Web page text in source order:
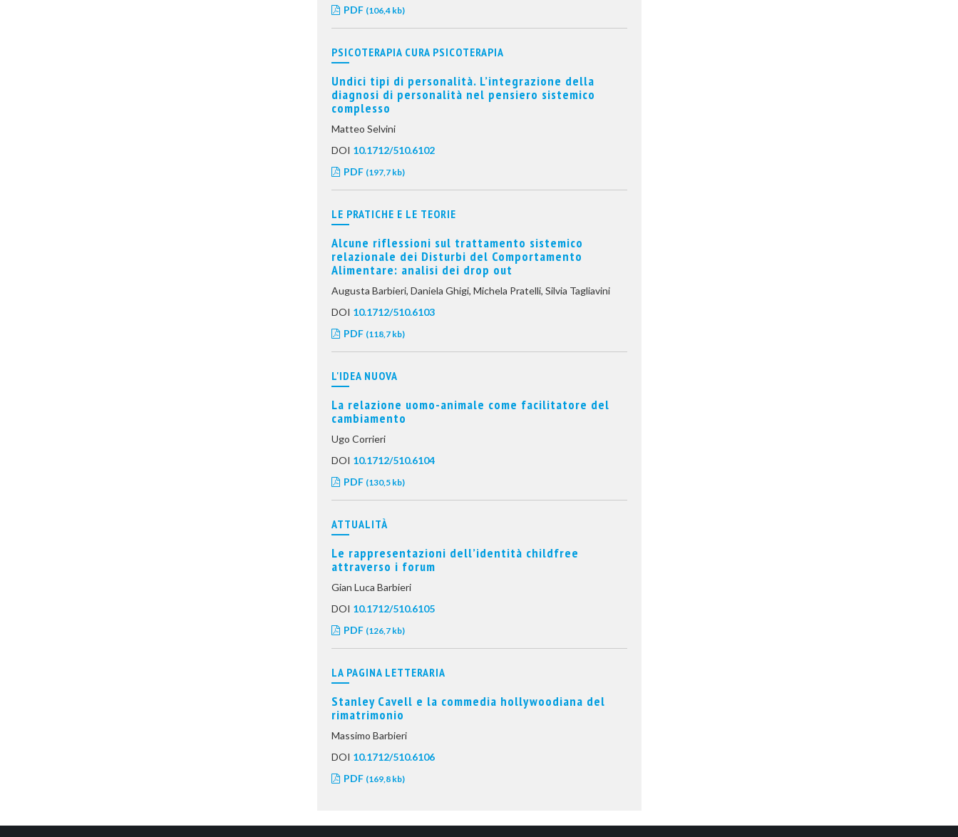
PDF (106,4 kb)
PSICOTERAPIA CURA PSICOTERAPIA
Undici tipi di personalità. L’integrazione della
diagnosi di personalità nel pensiero sistemico
complesso
Matteo Selvini
DOI 10.1712/510.6102
PDF (197,7 kb)
LE PRATICHE E LE TEORIE
Alcune riflessioni sul trattamento sistemico
relazionale dei Disturbi del Comportamento
Alimentare: analisi dei drop out
Augusta Barbieri, Daniela Ghigi, Michela Pratelli, Silvia Tagliavini
DOI 10.1712/510.6103
PDF (118,7 kb)
L'IDEA NUOVA
La relazione uomo-animale come facilitatore del
cambiamento
Ugo Corrieri
DOI 10.1712/510.6104
PDF (130,5 kb)
ATTUALITÀ
Le rappresentazioni dell’identità childfree
attraverso i forum
Gian Luca Barbieri
DOI 10.1712/510.6105
PDF (126,7 kb)
LA PAGINA LETTERARIA
Stanley Cavell e la commedia hollywoodiana del
rimatrimonio
Massimo Barbieri
DOI 10.1712/510.6106
PDF (169,8 kb)